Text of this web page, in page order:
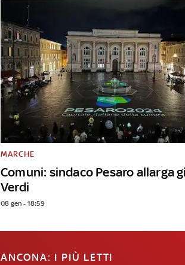
Comuni: sindaco Pesaro allarga
Verdi
MARCHE
08 gen - 18:59
ANCONA: I PIÙ LETTI